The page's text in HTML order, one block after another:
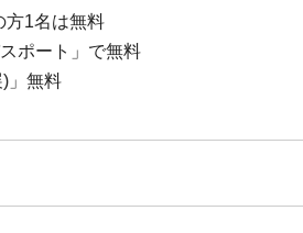
方1名は無料
ポート」で無料
」無料